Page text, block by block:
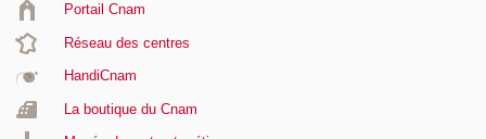
Portail Cnam
Réseau des centres
HandiCnam
La boutique du Cnam